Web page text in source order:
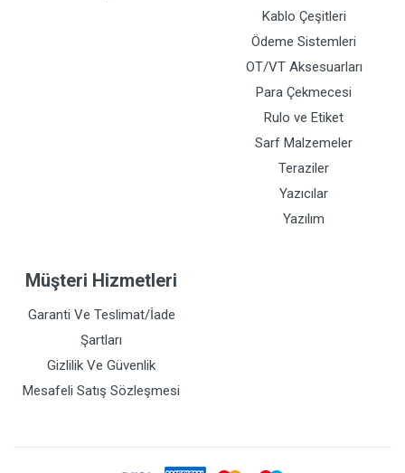
Kablo Çeşitleri
Ödeme Sistemleri
OT/VT Aksesuarları
Para Çekmecesi
Rulo ve Etiket
Sarf Malzemeler
Teraziler
Yazıcılar
Yazılım
Müşteri Hizmetleri
Garanti Ve Teslimat/İade
Şartları
Gizlilik Ve Güvenlik
Mesafeli Satış Sözleşmesi